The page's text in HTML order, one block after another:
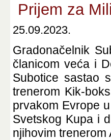
Prijem za
25.09.2023.
Gradonačelnik
članicom veća i
Subotice sastao
trenerom Kik-
prvakom Evrope
Svetskog Kupa i
njihovim trenerom